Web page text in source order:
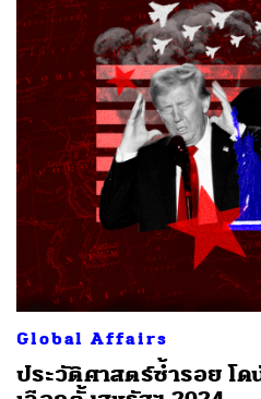
Global Affairs
ประวัติศาสตร์ซ้ำรอย โ